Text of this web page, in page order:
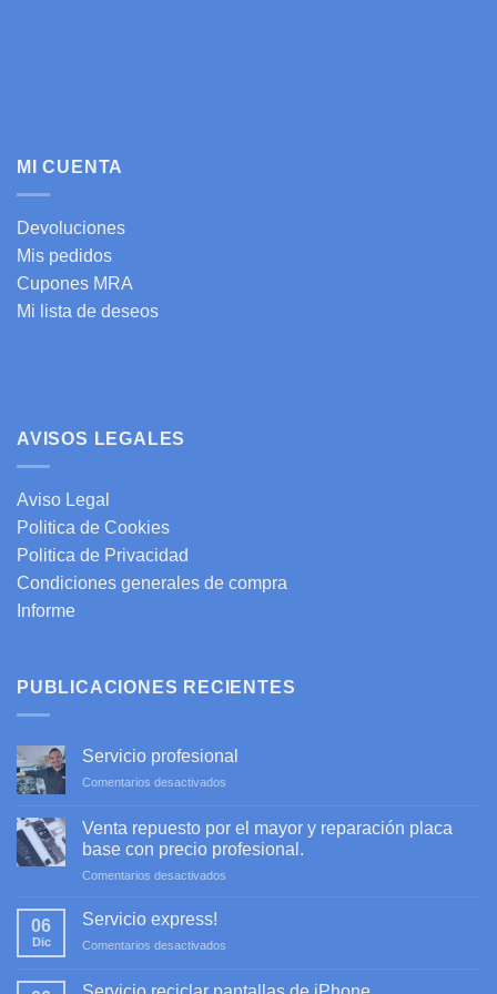
MI CUENTA
Devoluciones
Mis pedidos
Cupones MRA
Mi lista de deseos
AVISOS LEGALES
Aviso Legal
Politica de Cookies
Politica de Privacidad
Condiciones generales de compra
Informe
PUBLICACIONES RECIENTES
Servicio profesional
Comentarios desactivados
profesional
Venta repuesto por el mayor y reparación placa
base con precio profesional.
Comentarios desactivados
y
06
Dic
Servicio express!
Comentarios desactivados
express!